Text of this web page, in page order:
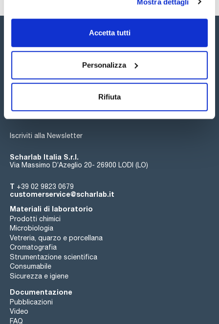
Accetta tutti
Personalizza
Rifiuta
ricambio. Richiedili a customerservice@scharlab.it.
Seguici:
Iscriviti alla Newsletter
Scharlab Italia S.r.l.
Via Massimo D’Azeglio 20- 26900 LODI (LO)
T +39 02 9823 0679
customerservice@scharlab.it
Materiali di laboratorio
Prodotti chimici
Microbiologia
Vetreria, quarzo e porcellana
Cromatografia
Strumentazione scientifica
Consumabile
Sicurezza e igiene
Documentazione
Pubblicazioni
Video
FAQ